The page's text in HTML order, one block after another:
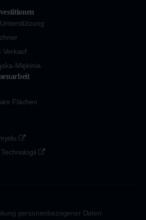
Verkauf
Miękinia
Flächen
personenbezogener Daten